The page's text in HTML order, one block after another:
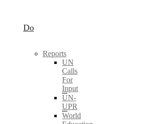
Do
Reports
UN
Calls
For
Input
UN-
UPR
World